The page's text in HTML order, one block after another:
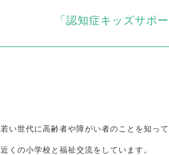
「認知症キッズサポ
若い世代に高齢者や障がい者のことを知って
近くの小学校と福祉交流をしています。